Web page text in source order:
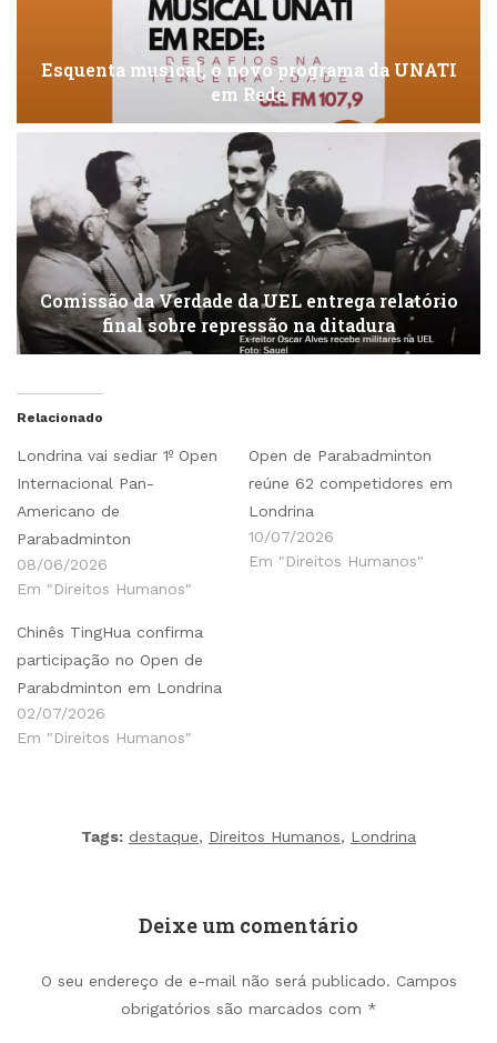
Esquenta musical, o novo programa da UNATI
em Rede
Comissão da Verdade da UEL entrega relatório
final sobre repressão na ditadura
Relacionado
Londrina vai sediar 1º Open
Internacional Pan-
Americano de
Parabadminton
08/06/2026
Em "Direitos Humanos"
Open de Parabadminton
reúne 62 competidores em
Londrina
10/07/2026
Em "Direitos Humanos"
Chinês TingHua confirma
participação no Open de
Parabdminton em Londrina
02/07/2026
Em "Direitos Humanos"
Tags: destaque, Direitos Humanos, Londrina
Deixe um comentário
O seu endereço de e-mail não será publicado. Campos
obrigatórios são marcados com *